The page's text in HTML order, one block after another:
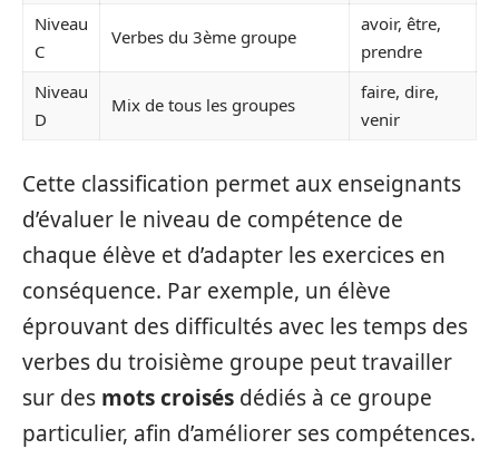
Niveau
C
Verbes du 3ème groupe
avoir, être,
prendre
Niveau
D
Mix de tous les groupes
faire, dire,
venir
Cette classification permet aux enseignants
d’évaluer le niveau de compétence de
chaque élève et d’adapter les exercices en
conséquence. Par exemple, un élève
éprouvant des difficultés avec les temps des
verbes du troisième groupe peut travailler
sur des mots croisés dédiés à ce groupe
particulier, afin d’améliorer ses compétences.